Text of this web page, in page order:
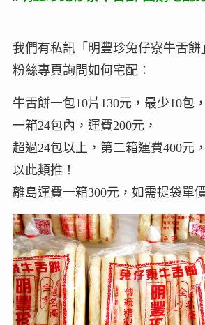
我們有私訊「明豐珍兔仔寮牛舌餅
粉絲專頁詢問如何宅配：
牛舌餅一包10片130元，最少10包，
一箱24包內，運費200元，
超過24包以上，第二箱運費400元，
以此類推！
離島運費一箱300元，如需提袋單